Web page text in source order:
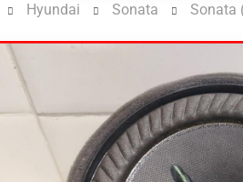
Hyundai Sonata Sonata